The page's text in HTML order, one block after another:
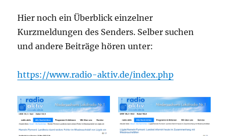
Hier noch ein Überblick einzelner
Kurzmeldungen des Senders. Selber suchen
und andere Beiträge hören unter:
https://www.radio-aktiv.de/index.php